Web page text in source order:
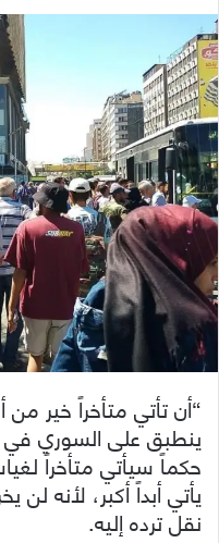
“أن تأتي متأخراً خير من
ينطبق على السوري في
حكماً سيأتي متأخراً
يأتي أبداً أكبر، لأنه
نقل ترده إليه.